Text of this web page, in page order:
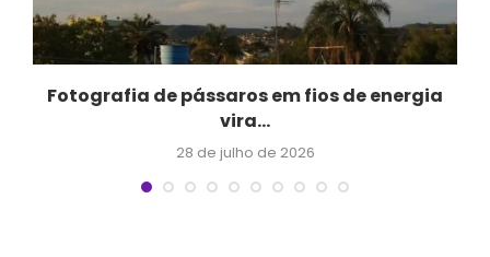
Fotografia de pássaros em fios de energia
vira...
28 de julho de 2026